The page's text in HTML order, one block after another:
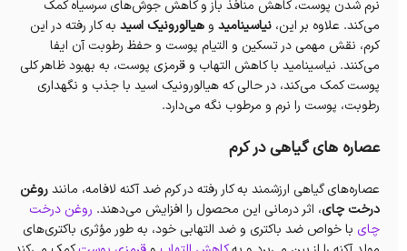
نرم شدن پوست، کاهش منافذ باز و کاهش جوش‌های سرسیاه کمک
می‌کند. علاوه بر این، نیاسینامید وهیالورونیک اسید به کار رفته در این
کرم، نقش مهمی در تسکین و التیام پوست و حفظ رطوبت آن ایفا
می‌کنند. نیاسینامید با کاهش التهاب و قرمزی پوست، به بهبود ظاهر کلی
پوست کمک می‌کند، در حالی که هیالورونیک اسید با جذب و نگهداری
رطوبت، پوست را نرم و مرطوب نگه می‌دارد.
عصاره های گیاهی در کرم
عصاره‌های گیاهی ارزشمند به کار رفته در کرم ضد آکنه لافامه، مانندروغن
درخت چای، اثر درمانی این محصول را افزایش می‌دهند. روغن درخت
چای با خواص ضد باکتری و ضد التهابی خود، به طور مؤثری باکتری‌های